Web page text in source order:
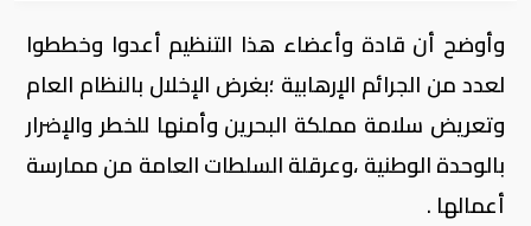
وأوضح أن قادة وأعضاء هذا التنظيم أعدوا وخططوا
لعدد من الجرائم الإرهابية ؛بغرض الإخلال بالنظام العام
وتعريض سلامة مملكة البحرين وأمنها للخطر والإضرار
بالوحدة الوطنية ،وعرقلة السلطات العامة من ممارسة
أعمالها .